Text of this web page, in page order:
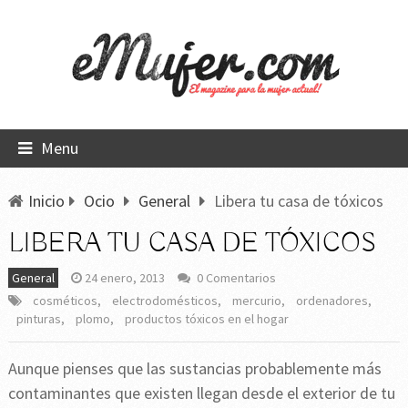
Menu
Inicio Ocio General Libera tu casa de tóxicos
LIBERA TU CASA DE TÓXICOS
General 24 enero, 2013
0 Comentarios
cosméticos, electrodomésticos, mercurio, ordenadores,
pinturas, plomo, productos tóxicos en el hogar
Aunque pienses que las sustancias probablemente más
contaminantes que existen llegan desde el exterior de tu